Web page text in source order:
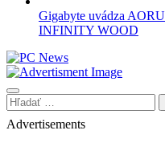
Gigabyte uvádza
INFINITY WOOD
Hľadať:
Advertisements